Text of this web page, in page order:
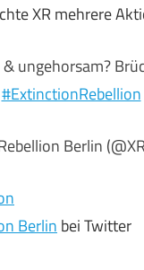
XR mehrere
ungehorsam?
#ExtinctionRebellion
Berlin
Berlin bei Twitter